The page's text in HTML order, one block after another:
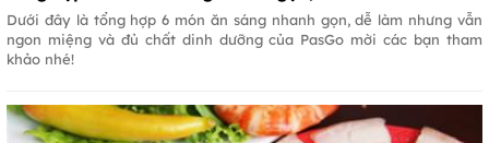
Dưới đây là tổng hợp 6 món ăn sáng nhanh gọn, dễ làm nhưng vẫn
ngon miệng và đủ chất dinh dưỡng của PasGo mời các bạn tham
khảo nhé!